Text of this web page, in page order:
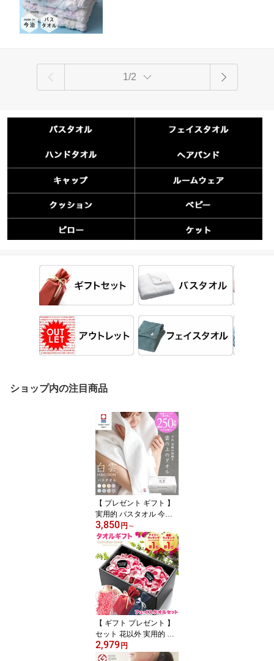
1/2
ショップ内の注目商品
【 プレゼント ギフト 】
実用的 バスタオル 今治
今治タオル 白雲 公式通
販 8色 雲の上のタオル 箱
入れ バス1枚 柔らかな肌
触り 吸水 軽量 ふわふわ
今治 Hacoon Bath Towel
いまばり 高級 セット 内
祝い 義母 癒しグッズ 実
用的 タオル 母の日
3,850円 ～
【 ギフト プレゼント 】
セット 花以外 実用的 贈
る 今治 タオル カーネー
ションタオル 絢爛 2026(
2,979円